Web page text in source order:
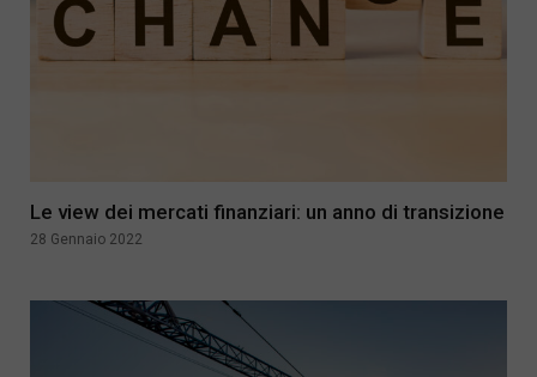
Le view dei mercati finanziari: un anno di transizione
28 Gennaio 2022